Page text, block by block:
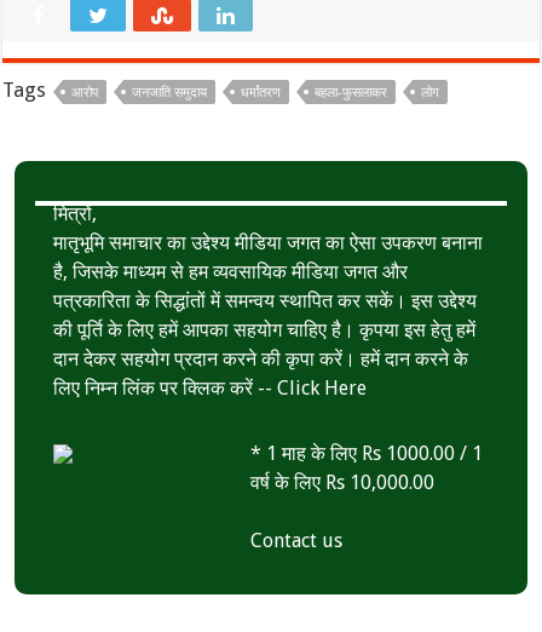
Tags आरोप जनजाति समुदाय धर्मांतरण बहला-फुसलाकर लोग
मित्रों,
मातृभूमि समाचार का उद्देश्य मीडिया जगत का ऐसा उपकरण बनाना
है, जिसके माध्यम से हम व्यवसायिक मीडिया जगत और
पत्रकारिता के सिद्धांतों में समन्वय स्थापित कर सकें। इस उद्देश्य
की पूर्ति के लिए हमें आपका सहयोग चाहिए है। कृपया इस हेतु हमें
दान देकर सहयोग प्रदान करने की कृपा करें। हमें दान करने के
लिए निम्न लिंक पर क्लिक करें --Click Here
* 1 माह के लिए Rs 1000.00 / 1
वर्ष के लिए Rs 10,000.00
Contact us